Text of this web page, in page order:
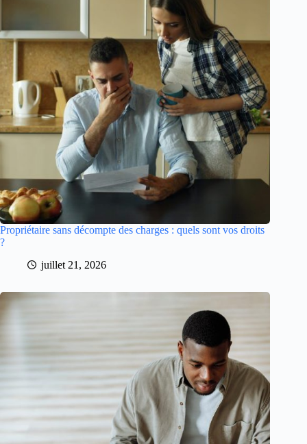
Propriétaire sans décompte des charges : quels sont vos droits
?
juillet 21, 2026